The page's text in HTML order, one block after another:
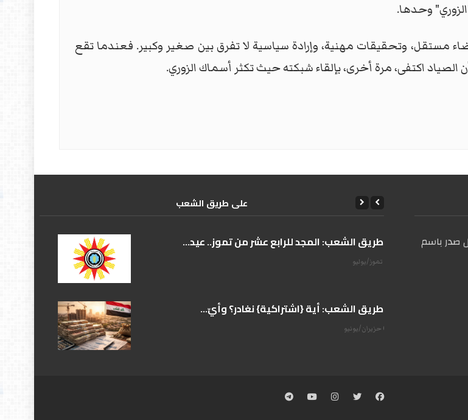
وحدها.
مستقل، وتحقيقات مهنية، وإرادة سياسية لا تفرق بين صغير وكبير. فعندما تقع
الصياد اكتفى، مرة أخرى، بإلقاء شبكته حيث تكثر أسماك الزوري.
صدر باسم
علی طریق الشعب
على طريق الشعب: المجد للرابع عشر من تموز.. عيد...
على طريق الشعب: أية {اشتراكية} نغادر؟ وأيّ...
07 حزيران/يونيو